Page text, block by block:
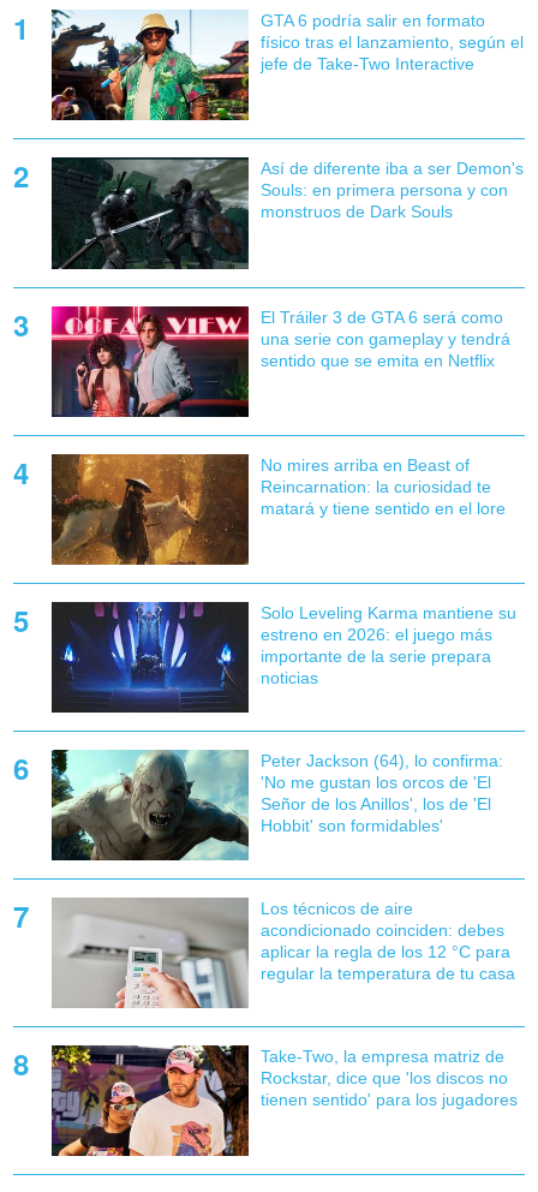
GTA 6 podría salir en formato
físico tras el lanzamiento, según el
jefe de Take-Two Interactive
Así de diferente iba a ser Demon's
Souls: en primera persona y con
monstruos de Dark Souls
El Tráiler 3 de GTA 6 será como
una serie con gameplay y tendrá
sentido que se emita en Netflix
No mires arriba en Beast of
Reincarnation: la curiosidad te
matará y tiene sentido en el lore
Solo Leveling Karma mantiene su
estreno en 2026: el juego más
importante de la serie prepara
noticias
Peter Jackson (64), lo confirma:
'No me gustan los orcos de 'El
Señor de los Anillos', los de 'El
Hobbit' son formidables'
Los técnicos de aire
acondicionado coinciden: debes
aplicar la regla de los 12 °C para
regular la temperatura de tu casa
Take-Two, la empresa matriz de
Rockstar, dice que 'los discos no
tienen sentido' para los jugadores